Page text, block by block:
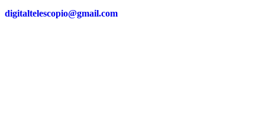
digitaltelescopio@gmail.com